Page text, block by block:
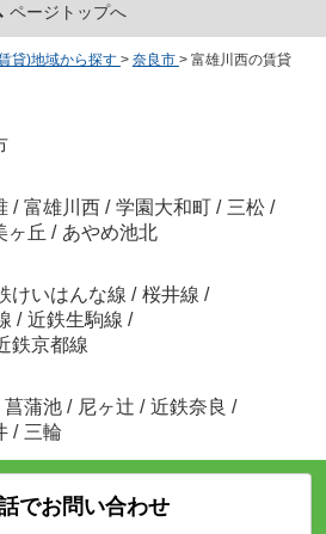
ページトップへ
貸)地域から探す > 奈良市 > 富雄川西の賃貸
/ 富雄川西 / 学園大和町 / 三松 /
ヶ丘 / あやめ池北
けいはんな線 / 桜井線 /
/ 近鉄生駒線 /
鉄京都線
菖蒲池 / 尼ヶ辻 / 近鉄奈良 /
/ 三輪
でお問い合わせ